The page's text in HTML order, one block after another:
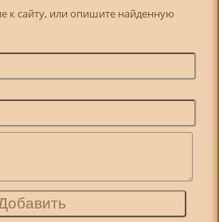
к сайту, или опишите найденную